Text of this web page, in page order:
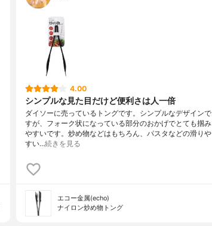
4.00
シンプルな見た目だけど便利さは人一倍
ダイソーに売っているトングです。シンプルなデザインで
すが、フォーク状になっている部分のおかげでとても掴み
やすいです。炒め物などはもちろん、パスタなどの滑りや
すい…続きを見る
エコー金属(echo)
ナイロン炒め物トング